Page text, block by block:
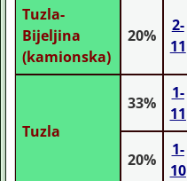
Tuzla-
Bijeljina
(kamionska)
20%
2-
11
Tuzla
33%
1-
11
20%
1-
10